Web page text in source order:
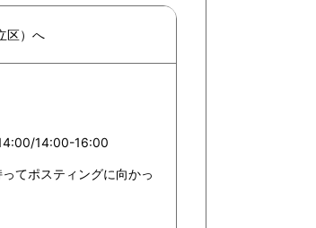
区）へ
14:00-16:00
てポスティングに向かっ